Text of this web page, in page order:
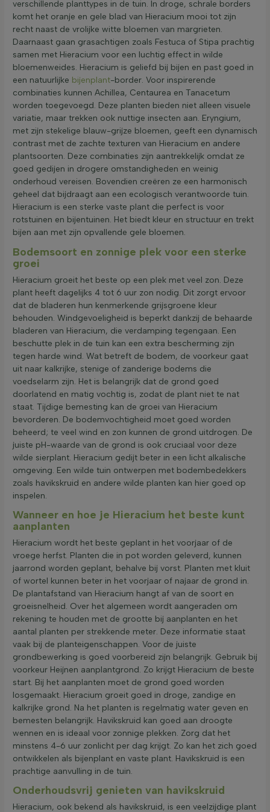
verschillende planttypes in de tuin. In droge, schrale borders
komt het oranje en gele blad van Hieracium mooi tot zijn
recht naast de vrolijke witte bloemen van margrieten.
Daarnaast gaan grasachtigen zoals Festuca of Stipa prachtig
samen met Hieracium voor een luchtig effect in wilde
bloemenweides. Hieracium is geliefd bij bijen en past goed in
een natuurlijke bijenplant-border. Voor inspirerende
combinaties kunnen Achillea, Centaurea en Tanacetum
worden toegevoegd. Deze planten bieden niet alleen visuele
variatie, maar trekken ook nuttige insecten aan. Eryngium,
met zijn stekelige blauw-grijze bloemen, geeft een dynamisch
contrast met de zachte texturen van Hieracium en andere
plantsoorten. Deze combinaties zijn aantrekkelijk omdat ze
goed gedijen in drogere omstandigheden en weinig
onderhoud vereisen. Bovendien creëren ze een harmonisch
geheel dat bijdraagt aan een ecologisch verantwoorde tuin.
Hieracium is een sterke vaste plant die perfect is voor
rotstuinen en bijentuinen. Het biedt kleur en structuur en trekt
bijen aan met zijn opvallende gele bloemen.
Bodemsoort en zonnige plek voor een sterke
groei
Hieracium groeit het beste op een plek met veel zon. Deze
plant heeft dagelijks 4 tot 6 uur zon nodig. Dit zorgt ervoor
dat de bladeren hun kenmerkende grijsgroene kleur
behouden. Windgevoeligheid is beperkt dankzij de behaarde
bladeren van Hieracium, die verdamping tegengaan. Een
beschutte plek in de tuin kan een extra bescherming zijn
tegen harde wind. Wat betreft de bodem, de voorkeur gaat
uit naar kalkrijke, stenige of zanderige bodems die
voedselarm zijn. Het is belangrijk dat de grond goed
doorlatend en matig vochtig is, zodat de plant niet te nat
staat. Tijdige bemesting kan de groei van Hieracium
bevorderen. De bodemvochtigheid moet goed worden
beheerd; te veel wind en zon kunnen de grond uitdrogen. De
juiste pH-waarde van de grond is ook cruciaal voor deze
wilde sierplant. Hieracium gedijt beter in een licht alkalische
omgeving. Een wilde tuin ontwerpen met bodembedekkers
zoals havikskruid en andere wilde planten kan hier goed op
inspelen.
Wanneer en hoe je Hieracium het beste kunt
aanplanten
Hieracium wordt het beste geplant in het voorjaar of de
vroege herfst. Planten die in pot worden geleverd, kunnen
jaarrond worden geplant, behalve bij vorst. Planten met kluit
of wortel kunnen beter in het voorjaar of najaar de grond in.
De plantafstand van Hieracium hangt af van de soort en
groeisnelheid. Over het algemeen wordt aangeraden om
rekening te houden met de grootte bij aanplanten en het
aantal planten per strekkende meter. Deze informatie staat
vaak bij de planteigenschappen. Voor de juiste
grondbewerking is goed voorbereid zijn belangrijk. Gebruik bij
voorkeur Heijnen aanplantgrond. Zo krijgt Hieracium de beste
start. Bij het aanplanten moet de grond goed worden
losgemaakt. Hieracium groeit goed in droge, zandige en
kalkrijke grond. Na het planten is regelmatig water geven en
bemesten belangrijk. Havikskruid kan goed aan droogte
wennen en is ideaal voor zonnige plekken. Zorg dat het
minstens 4-6 uur zonlicht per dag krijgt. Zo kan het zich goed
ontwikkelen als bijenplant en vaste plant. Havikskruid is een
prachtige aanvulling in de tuin.
Onderhoudsvrij genieten van havikskruid
Hieracium, ook bekend als havikskruid, is een veelzijdige plant